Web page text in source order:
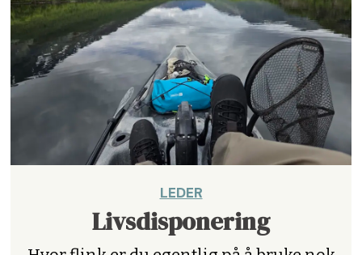
LEDER
Livsdisponering